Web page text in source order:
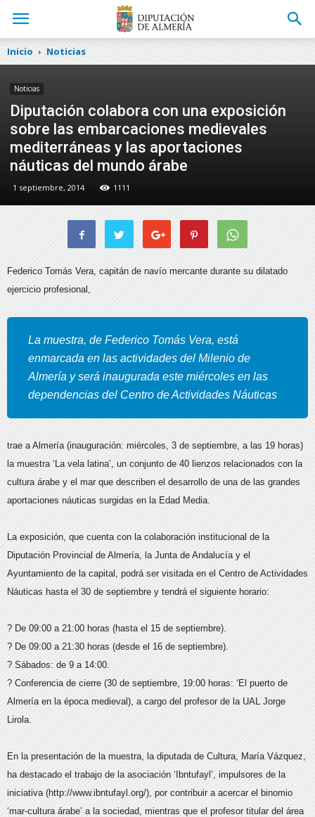
Inicio Noticias
Noticias
Diputación colabora con una exposición
sobre las embarcaciones medievales
mediterráneas y las aportaciones
náuticas del mundo árabe
1 septiembre, 2014 1111
Federico Tomás Vera, capitán de navío mercante durante su dilatado
ejercicio profesional,
La muestra, de Federico Tomás Vera, está
enmarcada en las actividades del Milenio de
Almería y será inaugurada este miércoles en las
dependencias del Centro de Actividades Náuticas
trae a Almería (inauguración: miércoles, 3 de septiembre, a las 19 horas)
la muestra ‘La vela latina’, un conjunto de 40 lienzos relacionados con la
cultura árabe y el mar que describen el desarrollo de una de las grandes
aportaciones náuticas surgidas en la Edad Media.
La exposición, que cuenta con la colaboración institucional de la
Diputación Provincial de Almería, la Junta de Andalucía y el
Ayuntamiento de la capital, podrá ser visitada en el Centro de Actividades
Náuticas hasta el 30 de septiembre y tendrá el siguiente horario:
? De 09:00 a 21:00 horas (hasta el 15 de septiembre).
? De 09:00 a 21:30 horas (desde el 16 de septiembre).
? Sábados: de 9 a 14:00.
? Conferencia de cierre (30 de septiembre, 19:00 horas: ‘El puerto de
Almería en la época medieval), a cargo del profesor de la UAL Jorge
Lirola.
En la presentación de la muestra, la diputada de Cultura, María Vázquez,
ha destacado el trabajo de la asociación ‘Ibntufayl’, impulsores de la
iniciativa (http://www.ibntufayl.org/), por contribuir a acercar el binomio
‘mar-cultura árabe’ a la sociedad, mientras que el profesor titular del área